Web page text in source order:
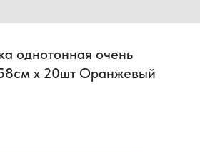
однотонная очень
х 20шт Оранжевый